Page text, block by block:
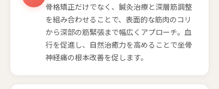
骨格矯正だけでなく、鍼灸治療と深層筋調整
を組み合わせることで、表面的な筋肉のコリ
から深部の筋緊張まで幅広くアプローチ。血
行を促進し、自然治癒力を高めることで坐骨
神経痛の根本改善を促します。